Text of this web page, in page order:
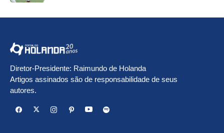
Diretor-Presidente: Raimundo de Holanda
Artigos assinados são de responsabilidade de seus
autores.